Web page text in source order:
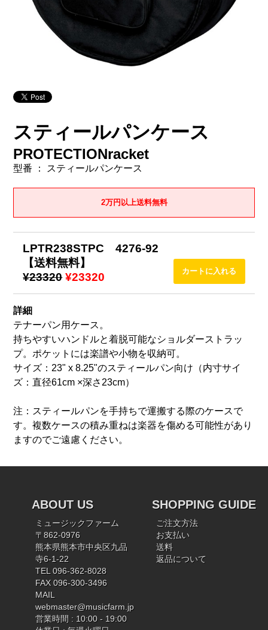
スティールパンケース
PROTECTIONracket
型番 ： スティールパンケース
2万円以上送料無料
LPTR238STPC 4276-92
【送料無料】
¥23320 ¥23320
詳細
テナーパン用ケース。
持ちやすいハンドルと着脱可能なショルダーストラッ
プ。ポケットには楽譜や小物を収納可。
サイズ：23" x 8.25"のスティールパン向け（内寸サイ
ズ：直径61cm ×深さ23cm）
注：スティールパンを手持ちで運搬する際のケースで
す。複数ケースの積み重ねは楽器を傷める可能性があり
ますのでご遠慮ください。
ABOUT US
ミュージックファーム
〒862-0976
熊本県熊本市中央区九品
寺6-1-22
TEL 096-362-8028
FAX 096-300-3496
MAIL
webmaster@musicfarm.jp
営業時間 : 10:00 - 19:00
SHOPPING GUIDE
ご注文方法
お支払い
送料
返品について